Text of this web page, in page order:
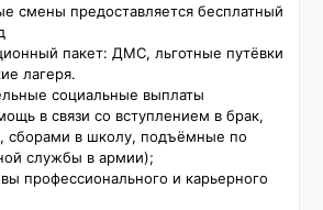
смены предоставляется бесплатный
пакет: ДМС, льготные путёвки
лагеря.
социальные выплаты
в связи со вступлением в брак,
сборами в школу, подъёмные по
службы в армии);
профессионального и карьерного